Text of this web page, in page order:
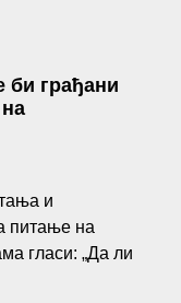
би грађани
и
питање на
гласи: „Да ли